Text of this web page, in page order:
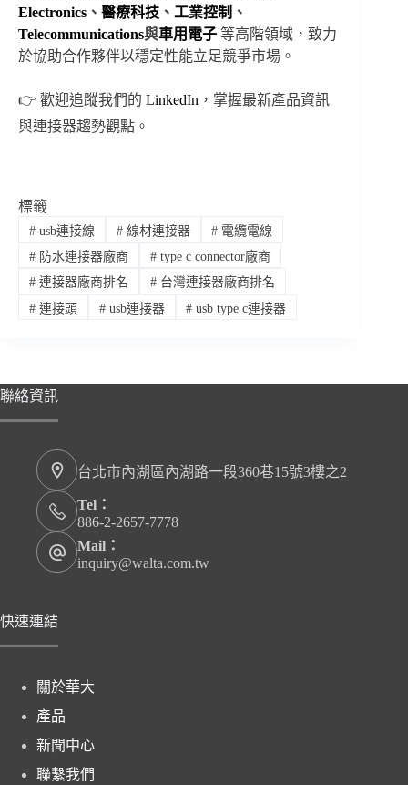
Electronics 、 醫療科技 、 工業控制 、
Telecommunications與車用電子 等高階領域，致力
於協助合作夥伴以穩定性能立足競爭市場。
👉 歡迎追蹤我們的 LinkedIn ，掌握最新產品資訊
與連接器趨勢觀點。
標籤
#usb連接線 #線材連接器 # 電纜電線
#防水連接器廠商 #type c connector廠商
#連接器廠商排名 #台灣連接器廠商排名
#連接頭 #usb連接器 # usb type c連接器
聯絡資訊
台北市內湖區內湖路一段360巷15號3樓之2
Tel：
886-2-2657-7778
Mail：
inquiry@walta.com.tw
快速連結
關於華大
產品
新聞中心
聯繫我們